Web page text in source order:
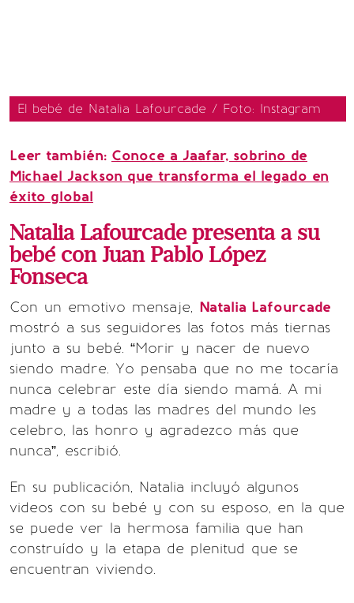
El bebé de Natalia Lafourcade / Foto: Instagram
Leer también: Conoce a Jaafar, sobrino de
Michael Jackson que transforma el legado en
éxito global
Natalia Lafourcade presenta a su
bebé con Juan Pablo López
Fonseca
Con un emotivo mensaje, Natalia Lafourcade
mostró a sus seguidores las fotos más tiernas
junto a su bebé. “Morir y nacer de nuevo
siendo madre. Yo pensaba que no me tocaría
nunca celebrar este día siendo mamá. A mi
madre y a todas las madres del mundo les
celebro, las honro y agradezco más que
nunca”, escribió.
En su publicación, Natalia incluyó algunos
videos con su bebé y con su esposo, en la que
se puede ver la hermosa familia que han
construído y la etapa de plenitud que se
encuentran viviendo.